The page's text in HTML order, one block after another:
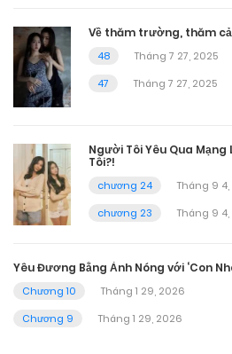
Về thăm trường, thăm
48
Tháng 7 27, 2025
47
Tháng 7 27, 2025
Người Tôi Yêu Qua Mạng
Tôi?!
chương 24
Tháng 9
chương 23
Tháng 9
Yêu Đương Bằng Ảnh Nóng với ‘Con
Chương 10
Tháng 1 29, 2026
Chương 9
Tháng 1 29, 2026